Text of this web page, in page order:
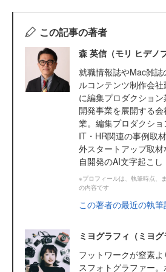
この記事の著者
森 英信（モリ ヒデノ
就職情報誌やMac雑誌
ルコンテンツ制作会
に編集プロダクショ
開発事業を展開する
業。編集プロダクショ
IT・HR関連の事例取
外スタートアップ取
自開発のAI文字起こし
※プロフィールは、執筆時点、
の内容です
この著者の最近の執
ミヨグラフィ（ミヨグ
フットワークが窒素
スフォトグラファー